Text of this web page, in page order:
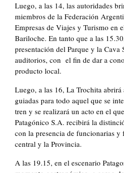
Luego, a las 14, las autoridades
miembros de la Federación
Empresas de Viajes y Turismo en
Bariloche. En tanto que a las
presentación del Parque y la Cava
auditorios, con el fin de dar a
producto local.
Luego, a las 16, La Trochita
guiadas para todo aquel que se
tren y se realizará un acto en el
Patagónico S.A. recibirá la
con la presencia de funcionarias y
central y la Provincia.
A las 19.15, en el escenario